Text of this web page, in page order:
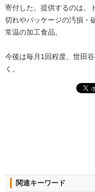
寄付した。提供するのは、
切れやパッケージの汚損・
常温の加工食品。
今後は毎月1回程度、世田
く。
関連キーワード